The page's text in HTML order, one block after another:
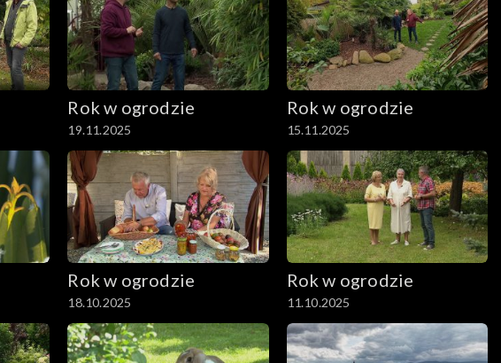
Rok w ogrodzie
19.11.2025
Rok w ogrodzie
15.11.2025
Rok w ogrodzie
18.10.2025
Rok w ogrodzie
11.10.2025